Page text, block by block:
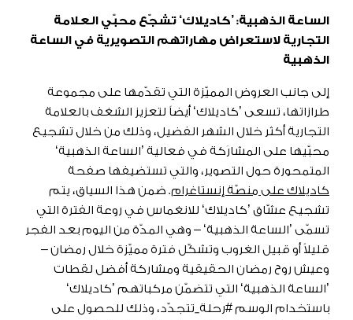
الساعة الذهبية: ’كاديلاك‘ تشجّع محبّي العلامة
التجارية لاستعراض مهاراتهم التصويرية في الساعة
الذهبية
إلى جانب العروض المميّزة التي تقدّمها على مجموعة
طرازاتها، تسعى ’كاديلاك‘ أيضاً لتعزيز الشغف بالعلامة
التجارية أكثر خلال الشهر الفضيل، وذلك من خلال تشجيع
محبّيها على المشارَكة في فعالية ’الساعة الذهبية‘
المتمحورة حول التصوير، والتي تستضيفها صفحة
كاديلاك على منصّة إنستاغرام. ضمن هذا السياق، يتم
تشجيع عشّاق ’كاديلاك‘ للانغماس في روعة الفترة التي
تسمّى ’الساعة الذهبية‘ – وهي المدّة من اليوم بعد الفجر
قليلاً أو قبيل الغروب وتشكّل فترة مميّزة خلال رمضان –
وعيش روح رمضان الحقيقية ومشاركة أفضل لقطات
’الساعة الذهبية‘ التي تتضمّن مركباتهم ’كاديلاك‘
باستخدام الوسم #رحلة_تتجدّد، وذلك للحصول على